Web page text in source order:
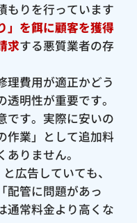
もりを行っています
」を餌に顧客を獲得
求する悪質業者の存
理費用が適正かどう
明性が重要です。
です。実際に安いの
作業」として追加料
りません。
広告していても、
配管に問題があっ
通常料金より高くな